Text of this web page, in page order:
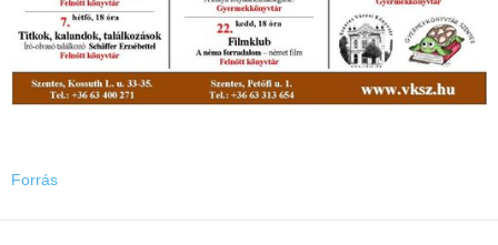
Forrás